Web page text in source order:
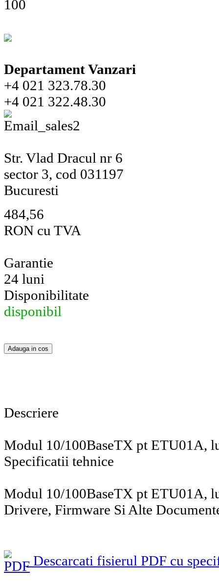
100
Departament Vanzari
+4 021 323.78.30
+4 021 322.48.30
Str. Vlad Dracul nr 6
sector 3, cod 031197
Bucuresti
484,56
RON cu TVA
Garantie
24 luni
Disponibilitate
disponibil
Descriere
Modul 10/100BaseTX pt ETU01A,
Specificatii tehnice
Modul 10/100BaseTX pt ETU01A,
Drivere, Firmware Si Alte
Descarcati fisierul PDF cu